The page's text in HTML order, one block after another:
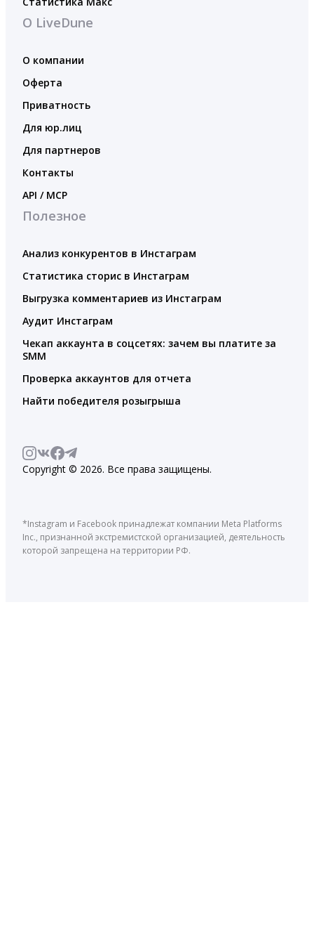
О LiveDune
О компании
Оферта
Приватность
Для юр.лиц
Для партнеров
Контакты
API / MCP
Полезное
Анализ конкурентов в Инстаграм
Статистика сторис в Инстаграм
Выгрузка комментариев из Инстаграм
Аудит Инстаграм
Чекап аккаунта в соцсетях: зачем вы платите за
SMM
Проверка аккаунтов для отчета
Найти победителя розыгрыша
Copyright © 2026. Все права защищены.
*Instagram и Facebook принадлежат компании Meta Platforms
Inc., признанной экстремистской организацией, деятельность
которой запрещена на территории РФ.